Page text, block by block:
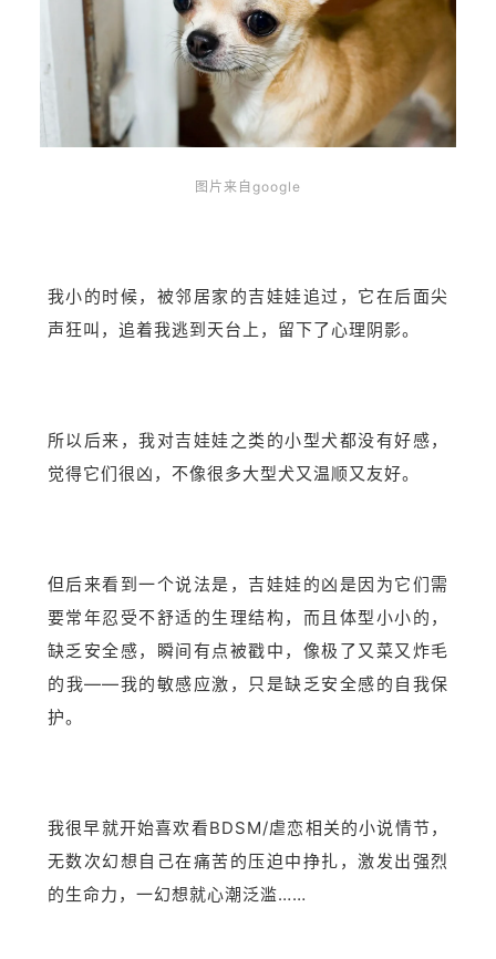
图片来自google
我小的时候，被邻居家的吉娃娃追过，它在后面尖
声狂叫，追着我逃到天台上，留下了心理阴影。
所以后来，我对吉娃娃之类的小型犬都没有好感，
觉得它们很凶，不像很多大型犬又温顺又友好。
但后来看到一个说法是，吉娃娃的凶是因为它们需
要常年忍受不舒适的生理结构，而且体型小小的，
缺乏安全感，瞬间有点被戳中，像极了又菜又炸毛
的我——我的敏感应激，只是缺乏安全感的自我保
护。
我很早就开始喜欢看BDSM/虐恋相关的小说情节，
无数次幻想自己在痛苦的压迫中挣扎，激发出强烈
的生命力，一幻想就心潮泛滥……